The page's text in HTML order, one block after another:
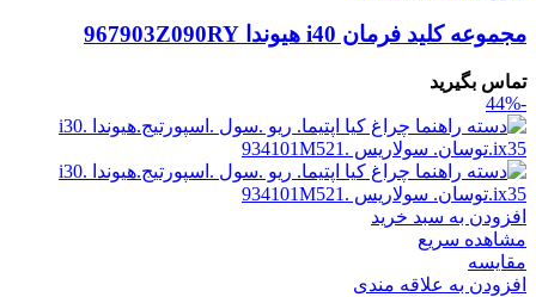
مجموعه کلید فرمان i40 هیوندا 967903Z090RY
تماس بگیرید
-44%
افزودن به سبد خرید
مشاهده سریع
مقایسه
افزودن به علاقه مندی